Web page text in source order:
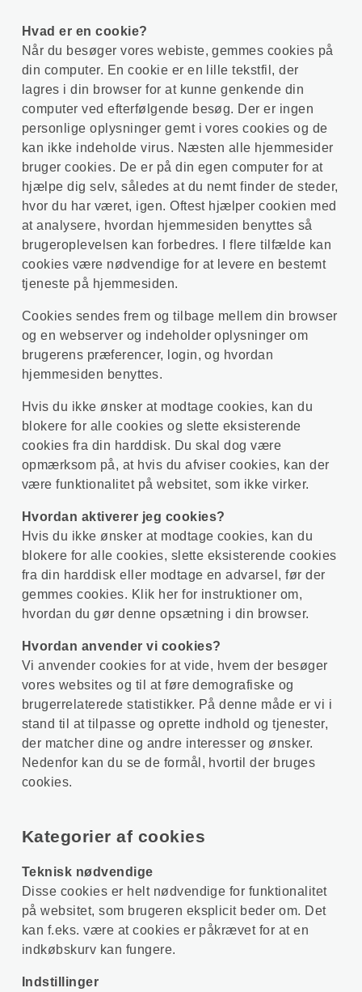
Hvad er en cookie?
Når du besøger vores webiste, gemmes cookies på
din computer. En cookie er en lille tekstfil, der
lagres i din browser for at kunne genkende din
computer ved efterfølgende besøg. Der er ingen
personlige oplysninger gemt i vores cookies og de
kan ikke indeholde virus. Næsten alle hjemmesider
bruger cookies. De er på din egen computer for at
hjælpe dig selv, således at du nemt finder de steder,
hvor du har været, igen. Oftest hjælper cookien med
at analysere, hvordan hjemmesiden benyttes så
brugeroplevelsen kan forbedres. I flere tilfælde kan
cookies være nødvendige for at levere en bestemt
tjeneste på hjemmesiden.
Cookies sendes frem og tilbage mellem din browser
og en webserver og indeholder oplysninger om
brugerens præferencer, login, og hvordan
hjemmesiden benyttes.
Hvis du ikke ønsker at modtage cookies, kan du
blokere for alle cookies og slette eksisterende
cookies fra din harddisk. Du skal dog være
opmærksom på, at hvis du afviser cookies, kan der
være funktionalitet på websitet, som ikke virker.
Hvordan aktiverer jeg cookies?
Hvis du ikke ønsker at modtage cookies, kan du
blokere for alle cookies, slette eksisterende cookies
fra din harddisk eller modtage en advarsel, før der
gemmes cookies. Klik her for instruktioner om,
hvordan du gør denne opsætning i din browser.
Hvordan anvender vi cookies?
Vi anvender cookies for at vide, hvem der besøger
vores websites og til at føre demografiske og
brugerrelaterede statistikker. På denne måde er vi i
stand til at tilpasse og oprette indhold og tjenester,
der matcher dine og andre interesser og ønsker.
Nedenfor kan du se de formål, hvortil der bruges
cookies.
Kategorier af cookies
Teknisk nødvendige
Disse cookies er helt nødvendige for funktionalitet
på websitet, som brugeren eksplicit beder om. Det
kan f.eks. være at cookies er påkrævet for at en
indkøbskurv kan fungere.
Indstillinger